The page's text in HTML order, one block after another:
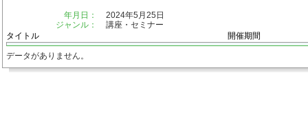
年月日：
2024年5月25日
ジャンル：
講座・セミナー
タイトル
開催期間
データがありません。